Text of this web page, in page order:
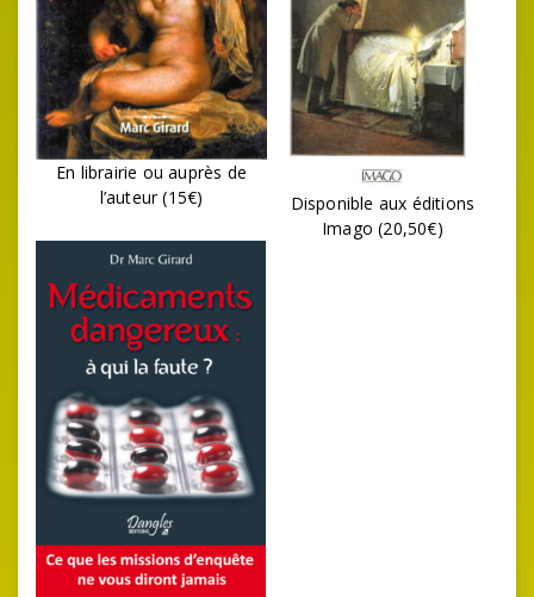
En librairie ou auprès de
l’auteur (15€)
Disponible aux éditions
Imago (20,50€)